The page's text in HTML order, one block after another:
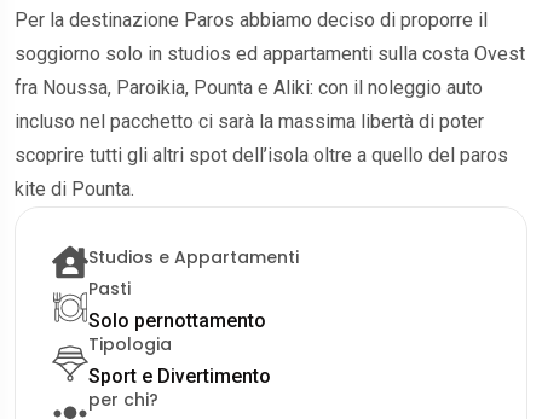
Per la destinazione Paros abbiamo deciso di proporre il
soggiorno solo in studios ed appartamenti sulla costa Ovest
fra Noussa, Paroikia, Pounta e Aliki: con il noleggio auto
incluso nel pacchetto ci sarà la massima libertà di poter
scoprire tutti gli altri spot dell’isola oltre a quello del paros
kite di Pounta.
Studios e Appartamenti
Pasti
Solo pernottamento
Tipologia
Sport e Divertimento
per chi?